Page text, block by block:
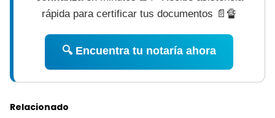
rápida para certificar tus documentos 📄🔏
🔍 Encuentra tu notaría ahora
Relacionado